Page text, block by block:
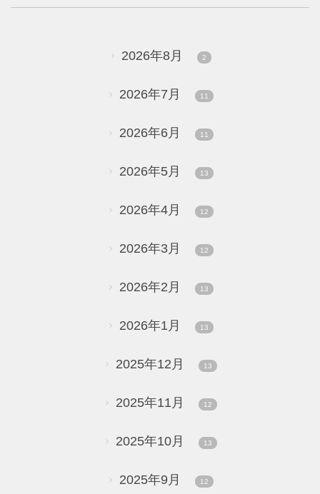
2026年8月 2
2026年7月 11
2026年6月 11
2026年5月 13
2026年4月 12
2026年3月 12
2026年2月 13
2026年1月 13
2025年12月 13
2025年11月 12
2025年10月 13
2025年9月 12